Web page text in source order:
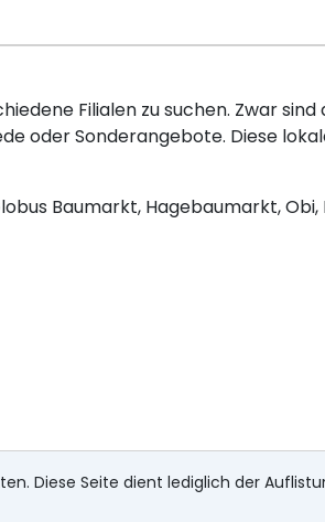
Filialen zu suchen. Zwar
oder Sonderangebote. Diese
Baumarkt, Hagebaumarkt, Obi,
Diese Seite dient lediglich der